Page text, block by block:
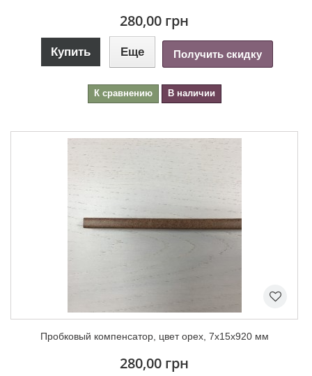
280,00 грн
Купить Еще Получить скидку
К сравнению В наличии
Пробковый компенсатор, цвет орех, 7х15х920 мм
280,00 грн